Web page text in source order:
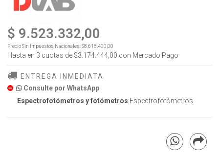
$ 9.523.332,00
Precio Sin Impuestos Nacionales:$8.618.400,00
Hasta en 3 cuotas de $3.174.444,00 con Mercado Pago
ENTREGA INMEDIATA
Consulte por WhatsApp
Espectrofotómetros y fotómetros:Espectrofotómetros